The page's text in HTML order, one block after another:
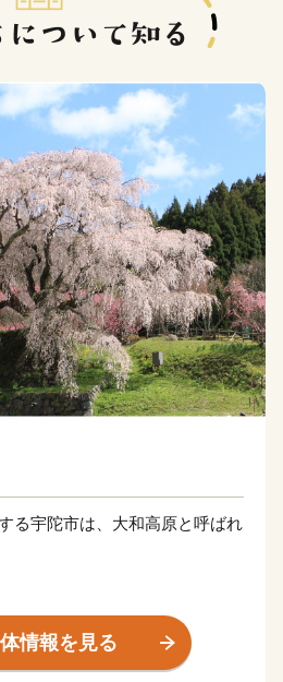
る宇陀市は、大和高原と呼ばれ
ひ、水の分配を司る水分神社な
の中に息づいています。また、
情報を見る